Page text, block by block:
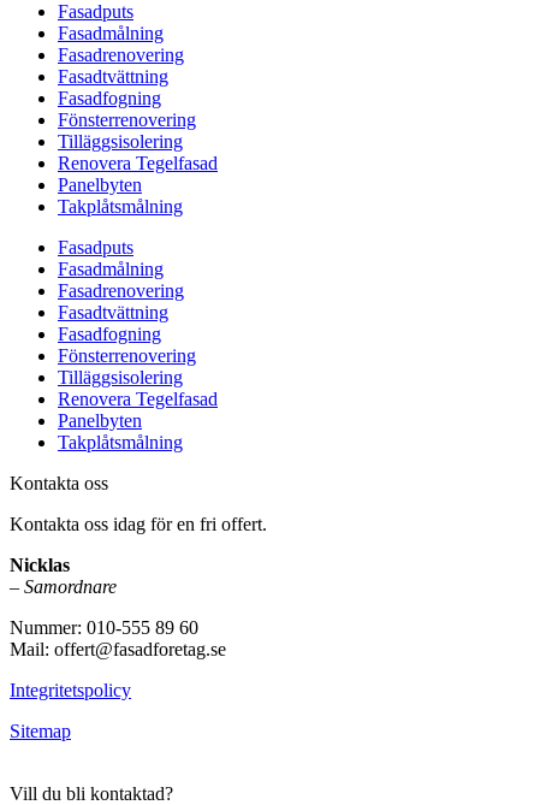
Fasadputs
Fasadmålning
Fasadrenovering
Fasadtvättning
Fasadfogning
Fönsterrenovering
Tilläggsisolering
Renovera Tegelfasad
Panelbyten
Takplåtsmålning
Fasadputs
Fasadmålning
Fasadrenovering
Fasadtvättning
Fasadfogning
Fönsterrenovering
Tilläggsisolering
Renovera Tegelfasad
Panelbyten
Takplåtsmålning
Kontakta oss
Kontakta oss idag för en fri offert.
Nicklas
– Samordnare
Nummer: 010-555 89 60
Mail: offert@fasadforetag.se
Integritetspolicy
Sitemap
Vill du bli kontaktad?